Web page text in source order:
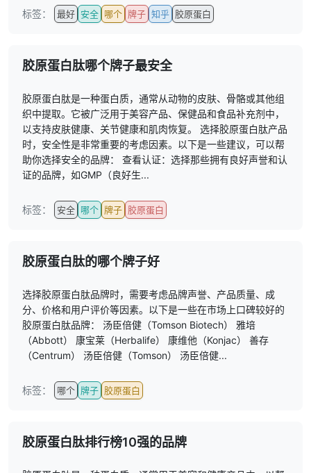
标签： 最好 安全 哪个 牌子 知乎 胶原蛋白
胶原蛋白肽哪个牌子最安全
胶原蛋白肽是一种蛋白质，通常从动物的皮肤、骨骼或其他组
织中提取。它被广泛用于美容产品、保健品和食品补充剂中，
以支持皮肤健康、关节健康和肌肉恢复。 选择胶原蛋白肽产品
时，安全性是非常重要的考虑因素。以下是一些建议，可以帮
助你选择安全的品牌： 查看认证：选择那些拥有良好声誉和认
证的品牌，如GMP（良好生...
标签： 安全 哪个 牌子 胶原蛋白
胶原蛋白肽的哪个牌子好
选择胶原蛋白肽品牌时，需要考虑品牌声誉、产品质量、成
分、价格和用户评价等因素。以下是一些在市场上口碑较好的
胶原蛋白肽品牌： 汤臣倍健（Tomson Biotech） 雅培
（Abbott） 康宝莱（Herbalife） 康维他（Konjac） 善存
（Centrum） 汤臣倍健（Tomson） 汤臣倍健...
标签： 哪个 牌子 胶原蛋白
胶原蛋白肽排行榜10强的品牌